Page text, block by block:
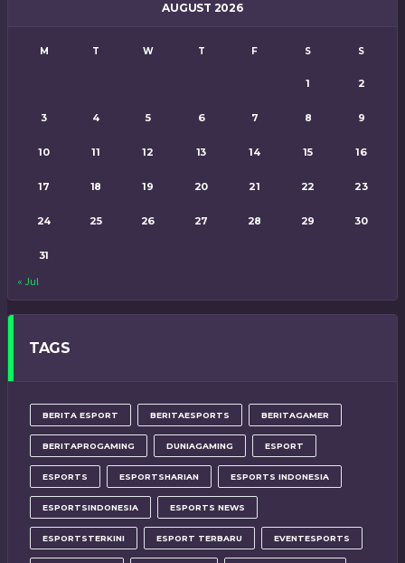
AUGUST 2026
M T W T F S S
1 2
3 4 5 6 7 8 9
10 11 12 13 14 15 16
17 18 19 20 21 22 23
24 25 26 27 28 29 30
31
« Jul
TAGS
BERITA ESPORT BERITAESPORTS BERITAGAMER
BERITAPROGAMING DUNIAGAMING ESPORT
ESPORTS ESPORTSHARIAN ESPORTS INDONESIA
ESPORTSINDONESIA ESPORTS NEWS
ESPORTSTERKINI ESPORT TERBARU EVENTESPORTS